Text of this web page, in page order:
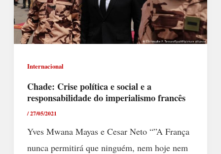
Internacional
Chade: Crise política e social e a
responsabilidade do imperialismo francês
/27/05/2021
Yves Mwana Mayas e Cesar Neto “”A França
nunca permitirá que ninguém, nem hoje nem